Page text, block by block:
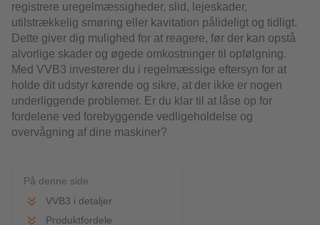
registrere uregelmæssigheder, slid, lejeskader,
utilstrækkelig smøring eller kavitation pålideligt og tidligt.
Dette giver dig mulighed for at reagere, før der kan opstå
alvorlige skader og øgede omkostninger til opfølgning.
Med VVB3 investerer du i regelmæssige eftersyn for at
holde dit udstyr kørende og sikre, at der ikke er nogen
underliggende problemer. Er du klar til at låse op for
fordelene ved forebyggende vedligeholdelse og
overvågning af dine maskiner?
På denne side
VVB3 i detaljer
Produktfordele